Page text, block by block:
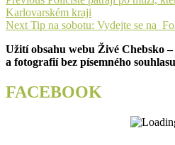
pro
příspěvek
post:
Karlovarském kraji
Next Next
Tip na sobotu: Vydejte se na
Užití obsahu webu Živé Chebsko
a fotografií bez písemného
FACEBOOK